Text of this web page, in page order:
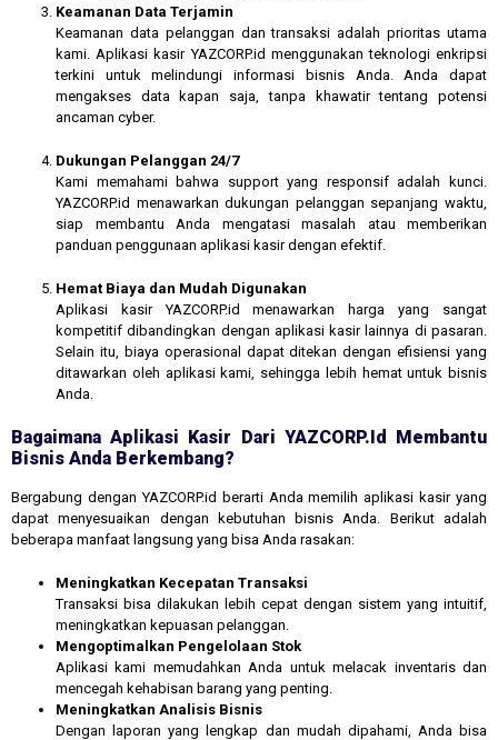
Keamanan Data Terjamin
Keamanan data pelanggan dan transaksi adalah prioritas utama
kami. Aplikasi kasir YAZCORP.id menggunakan teknologi enkripsi
terkini untuk melindungi informasi bisnis Anda. Anda dapat
mengakses data kapan saja, tanpa khawatir tentang potensi
ancaman cyber.
Dukungan Pelanggan 24/7
Kami memahami bahwa support yang responsif adalah kunci.
YAZCORP.id menawarkan dukungan pelanggan sepanjang waktu,
siap membantu Anda mengatasi masalah atau memberikan
panduan penggunaan aplikasi kasir dengan efektif.
Hemat Biaya dan Mudah Digunakan
Aplikasi kasir YAZCORP.id menawarkan harga yang sangat
kompetitif dibandingkan dengan aplikasi kasir lainnya di pasaran.
Selain itu, biaya operasional dapat ditekan dengan efisiensi yang
ditawarkan oleh aplikasi kami, sehingga lebih hemat untuk bisnis
Anda.
Bagaimana Aplikasi Kasir Dari YAZCORP.id Membantu
Bisnis Anda Berkembang?
Bergabung dengan YAZCORP.id berarti Anda memilih aplikasi kasir yang
dapat menyesuaikan dengan kebutuhan bisnis Anda. Berikut adalah
beberapa manfaat langsung yang bisa Anda rasakan:
Meningkatkan Kecepatan Transaksi
Transaksi bisa dilakukan lebih cepat dengan sistem yang intuitif,
meningkatkan kepuasan pelanggan.
Mengoptimalkan Pengelolaan Stok
Aplikasi kami memudahkan Anda untuk melacak inventaris dan
mencegah kehabisan barang yang penting.
Meningkatkan Analisis Bisnis
Dengan laporan yang lengkap dan mudah dipahami, Anda bisa